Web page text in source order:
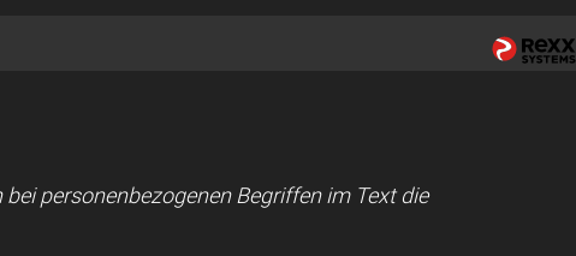
personenbezogenen Begriffen im Text die